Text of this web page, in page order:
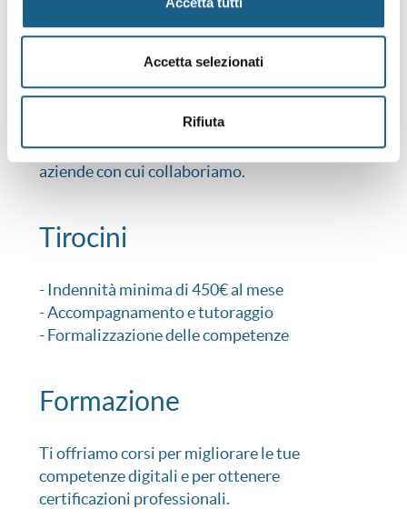
Accetta selezionati
Rifiuta
CV, affrontare il colloquio e iniziare una
carriera.
Incontro domanda-offerta
Se lo vorrai potremo inviare il tuo CV alle
aziende con cui collaboriamo.
Tirocini
- Indennità minima di 450€ al mese
- Accompagnamento e tutoraggio
- Formalizzazione delle competenze
Formazione
Ti offriamo corsi per migliorare le tue
competenze digitali e per ottenere
certificazioni professionali.